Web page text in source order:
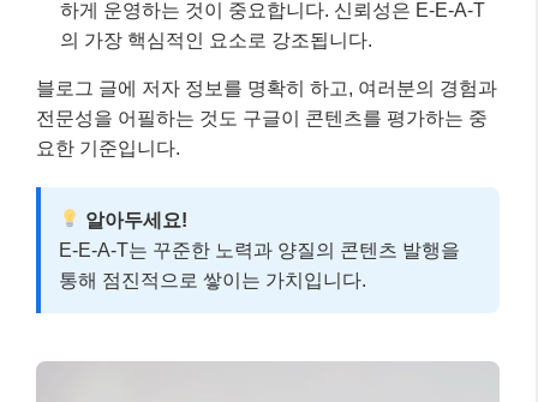
하게 운영하는 것이 중요합니다. 신뢰성은 E-E-A-T
의 가장 핵심적인 요소로 강조됩니다.
블로그 글에 저자 정보를 명확히 하고, 여러분의 경험과
전문성을 어필하는 것도 구글이 콘텐츠를 평가하는 중
요한 기준입니다.
알아두세요!
E-E-A-T는 꾸준한 노력과 양질의 콘텐츠 발행을
통해 점진적으로 쌓이는 가치입니다.